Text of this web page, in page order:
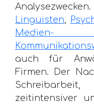
Linguisten
auch für
Firmen. Der
zeitintensiver